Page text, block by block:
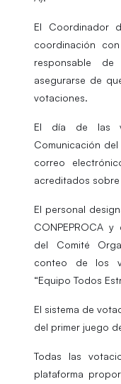
El Coordinador
coordinación
responsable
asegurarse de
votaciones.
El día de las
Comunicación
correo
acreditados
El personal
CONPEPROCA
del Comité
conteo de los
“Equipo Todos
El sistema de
del primer juego
Todas las
plataforma